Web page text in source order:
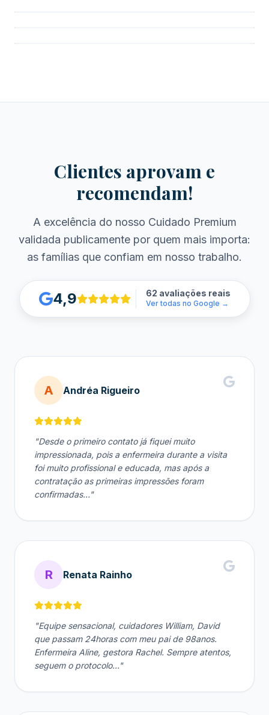
Clientes aprovam e
recomendam!
A excelência do nosso Cuidado Premium
validada publicamente por quem mais importa:
as famílias que confiam em nosso trabalho.
4,9 62 avaliações reais
Ver todas no Google →
A Andréa Rigueiro
"Desde o primeiro contato já fiquei muito
impressionada, pois a enfermeira durante a visita
foi muito profissional e educada, mas após a
contratação as primeiras impressões foram
confirmadas..."
R Renata Rainho
"Equipe sensacional, cuidadores William, David
que passam 24horas com meu pai de 98anos.
Enfermeira Aline, gestora Rachel. Sempre atentos,
seguem o protocolo..."